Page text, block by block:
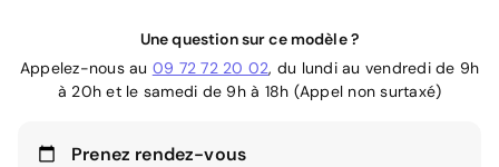
Une question sur ce modèle ?
Appelez-nous au 09 72 72 20 02, du lundi au vendredi de 9h
à 20h et le samedi de 9h à 18h (Appel non surtaxé)
Prenez rendez-vous